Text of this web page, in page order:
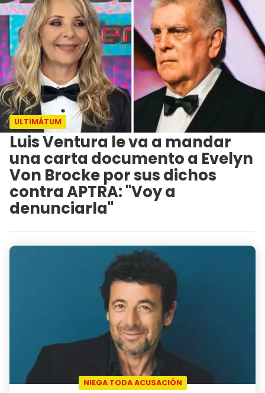
ULTIMÁTUM
Luis Ventura le va a mandar
una carta documento a Evelyn
Von Brocke por sus dichos
contra APTRA: "Voy a
denunciarla"
NIEGA TODA ACUSACIÓN